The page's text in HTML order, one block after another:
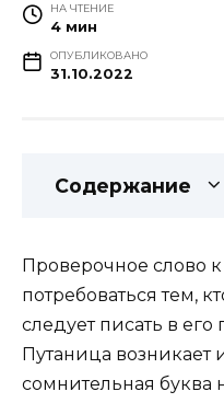
НА ЧТЕНИЕ
4 мин
ОПУБЛИКОВАНО
31.10.2022
Содержание
Проверочное слово к
потребоваться тем,
следует писать в его
Путаница возникает
сомнительная буква